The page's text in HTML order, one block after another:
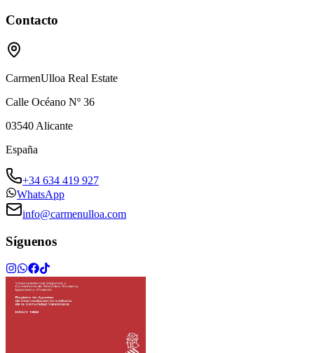
Contacto
CarmenUlloa Real Estate
Calle Océano Nº 36
03540 Alicante
España
+34 634 419 927
WhatsApp
info@carmenulloa.com
Síguenos